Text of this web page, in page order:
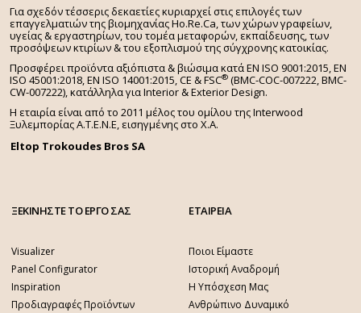
Για σχεδόν τέσσερις δεκαετίες κυριαρχεί στις επιλογές των
επαγγελματιών της βιομηχανίας Ho.Re.Ca, των χώρων γραφείων,
υγείας & εργαστηρίων, του τομέα μεταφορών, εκπαίδευσης, των
προσόψεων κτιρίων & του εξοπλισμού της σύγχρονης κατοικίας.
Προσφέρει προϊόντα αξιόπιστα & βιώσιμα κατά EN ISO 9001:2015, EN
ISO 45001:2018, EN ISO 14001:2015,CE & FSC® (BMC-COC-007222, BMC-
CW-007222), κατάλληλα για Interior & Exterior Design.
Η εταιρία είναι από το 2011 μέλος του ομίλου της Interwood
Ξυλεμπορίας Α.Τ.Ε.Ν.Ε, εισηγμένης στο Χ.A.
Eltop Trokoudes Bros SA
ΞΕΚΙΝΗΣΤΕ ΤΟ ΕΡΓΟ ΣΑΣ
Visualizer
Panel Configurator
Inspiration
Προδιαγραφές Προϊόντων
ΕΤΑΙΡΕΙΑ
Ποιοι Είμαστε
Ιστορική Αναδρομή
Η Υπόσχεση Μας
Ανθρώπινο Δυναμικό